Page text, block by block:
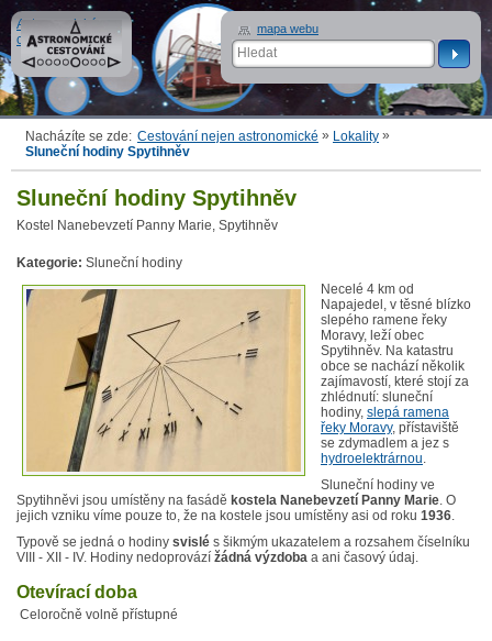
Astronomické
cestování
Nacházíte se zde: Cestování nejen astronomické » Lokality »
Sluneční hodiny Spytihněv
Sluneční hodiny Spytihněv
Kostel Nanebevzetí Panny Marie, Spytihněv
Kategorie: Sluneční hodiny
Necelé 4 km od
Napajedel, v těsné blízko
slepého ramene řeky
Moravy, leží obec
Spytihněv. Na katastru
obce se nachází několik
zajímavostí, které stojí za
zhlédnutí: sluneční
hodiny, slepá ramena
řeky Moravy, přístaviště
se zdymadlem a jez s
hydroelektrárnou.
Sluneční hodiny ve
Spytihněvi jsou umístěny na fasádě kostela Nanebevzetí Panny Marie. O
jejich vzniku víme pouze to, že na kostele jsou umístěny asi od roku 1936.
Typově se jedná o hodiny svislé s šikmým ukazatelem a rozsahem číselníku
VIII - XII - IV. Hodiny nedoprovází žádná výzdoba a ani časový údaj.
Otevírací doba
Celoročně volně přístupné
mapa webu